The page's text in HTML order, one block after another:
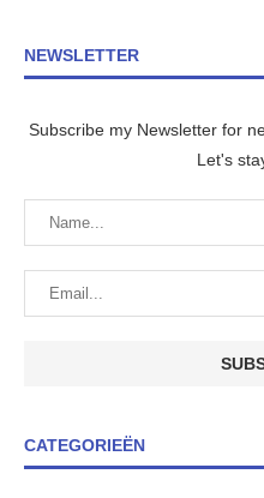
NEWSLETTER
Subscribe my Newsletter for
Let's
CATEGORIEËN